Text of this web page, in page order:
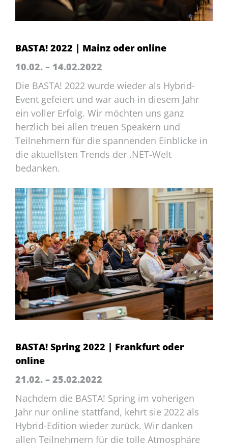
BASTA! 2022 | Mainz oder online
10.02. – 14.02.2022
Die BASTA! 2022 wurde wieder als Hybrid-
Event gefeiert und war auch in diesem Jahr
ein voller Erfolg. Wir möchten uns ganz
herzlich bei allen treuen Speakern und
Teilnehmern für die spannenden Einblicke in
die aktuellsten Trends der .NET-Welt
bedanken.
BASTA! Spring 2022 | Frankfurt oder
online
21.02. – 25.02.2022
Nachdem die BASTA! Spring im voherigen
Jahr nur online stattfand, kehrt sie 2022 als
Hybrid-Edition wieder zurück. Wir danken
allen Teilnehmern für die tolle Atmosphäre